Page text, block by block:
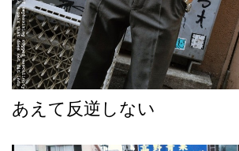
あえて反逆しない